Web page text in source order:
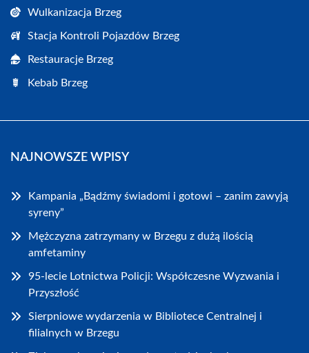
Wulkanizacja Brzeg
Stacja Kontroli Pojazdów Brzeg
Restauracje Brzeg
Kebab Brzeg
NAJNOWSZE WPISY
Kampania „Bądźmy świadomi i gotowi – zanim zawyją
syreny”
Mężczyzna zatrzymany w Brzegu z dużą ilością
amfetaminy
95-lecie Lotnictwa Policji: Współczesne Wyzwania i
Przyszłość
Sierpniowe wydarzenia w Bibliotece Centralnej i
filialnych w Brzegu